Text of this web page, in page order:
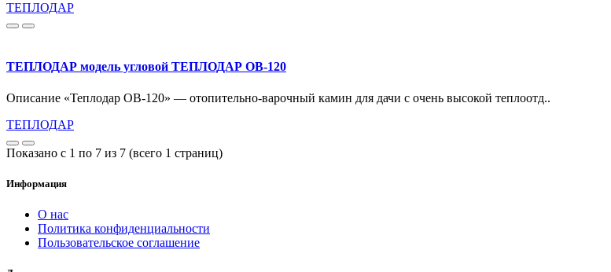
ТЕПЛОДАР
ТЕПЛОДАР модель угловой ТЕПЛОДАР ОВ-120
Описание «Теплодар ОВ-120» — отопительно-варочный камин для дачи с очень высокой теплоотд..
ТЕПЛОДАР
Показано с 1 по 7 из 7 (всего 1 страниц)
Информация
О нас
Политика конфиденциальности
Пользовательское соглашение